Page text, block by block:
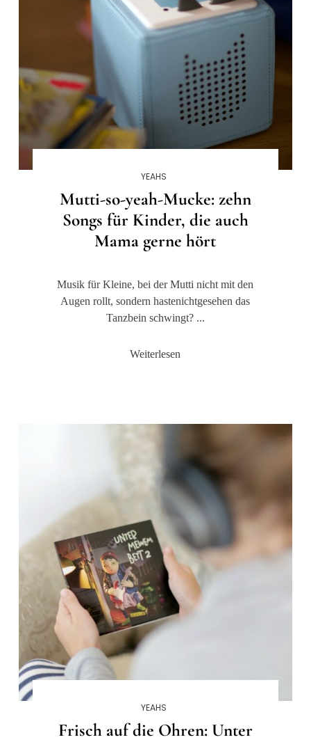
YEAHS
Mutti-so-yeah-Mucke: zehn
Songs für Kinder, die auch
Mama gerne hört
Musik für Kleine, bei der Mutti nicht mit den
Augen rollt, sondern hastenichtgesehen das
Tanzbein schwingt? ...
Weiterlesen
YEAHS
Frisch auf die Ohren: Unter